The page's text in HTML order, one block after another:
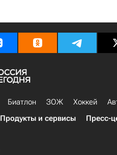
Биатлон ЗОЖ Хоккей
Продукты и сервисы Пресс-